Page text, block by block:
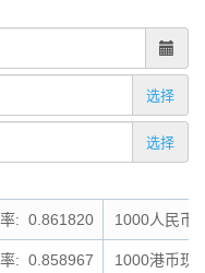
选择
选择
: 0.861820 1000人民币
: 0.858967 1000港币现